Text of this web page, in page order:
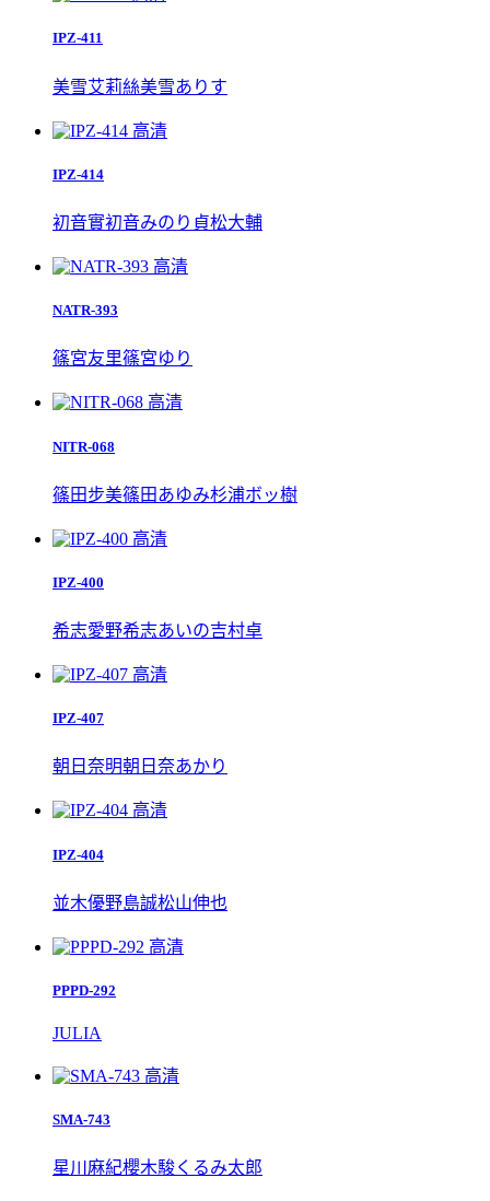
IPZ-411
美雪艾莉絲美雪ありす
高清
IPZ-414
初音實初音みのり 貞松大輔
高清
NATR-393
篠宮友里篠宮ゆり
高清
NITR-068
篠田步美篠田あゆみ杉浦ボッ樹
高清
IPZ-400
希志愛野希志あいの吉村卓
高清
IPZ-407
朝日奈明朝日奈あかり
高清
IPZ-404
並木優野島誠松山伸也
高清
PPPD-292
JULIA
高清
SMA-743
星川麻紀櫻木駿くるみ太郎